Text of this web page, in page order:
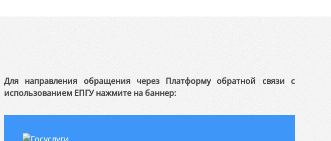
Для направления обращения через Платформу обратной связи с
использованием ЕПГУ нажмите на баннер: